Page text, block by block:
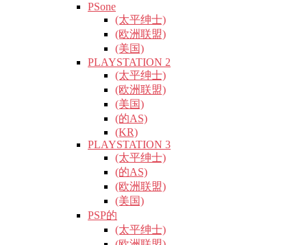
PSone
(太平绅士)
(欧洲联盟)
(美国)
PLAYSTATION 2
(太平绅士)
(欧洲联盟)
(美国)
(的AS)
(KR)
PLAYSTATION 3
(太平绅士)
(的AS)
(欧洲联盟)
(美国)
PSP的
(太平绅士)